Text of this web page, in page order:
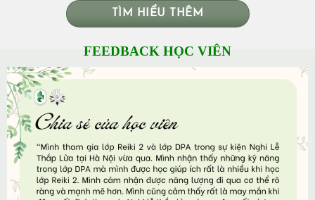
TÌM HIỂU THÊM
FEEDBACK HỌC VIÊN